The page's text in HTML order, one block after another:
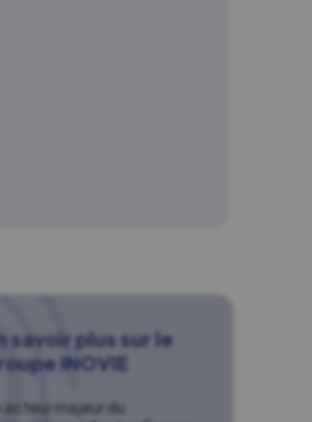
savoir plus sur le
INOVIE
acteur majeur du